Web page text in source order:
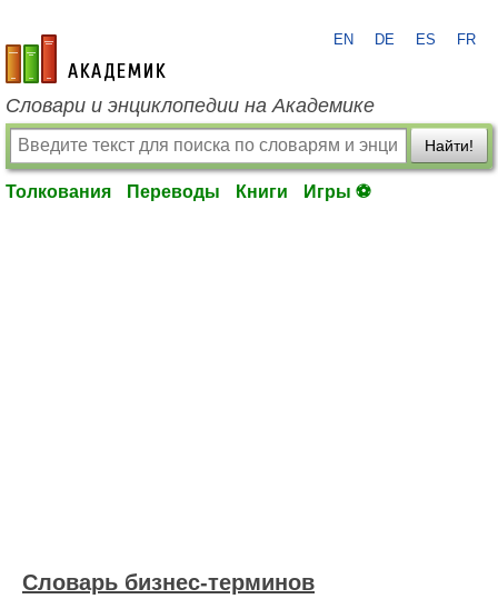
academic.ru
EN DE ES FR
Словари и энциклопедии на Академике
Найти!
Толкования Переводы Книги Игры ⚽
Словарь бизнес-терминов